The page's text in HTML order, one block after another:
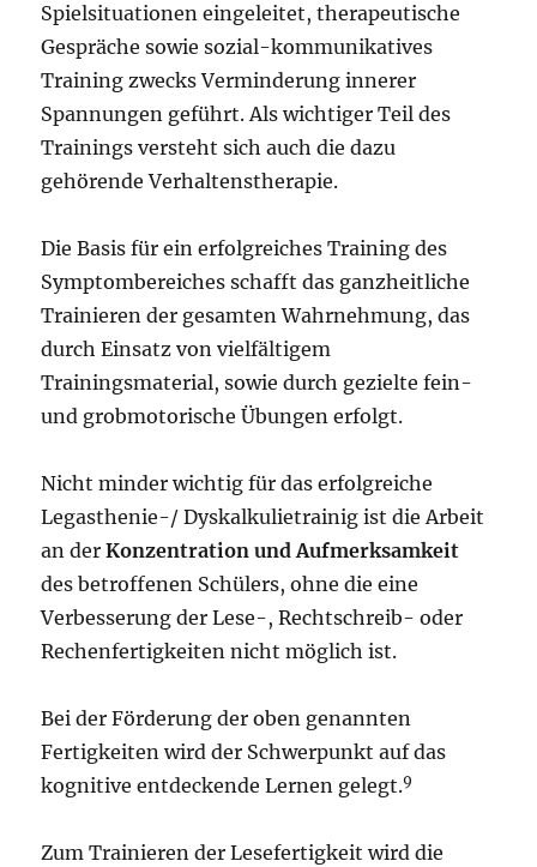
Spielsituationen eingeleitet, therapeutische
Gespräche sowie sozial-kommunikatives
Training zwecks Verminderung innerer
Spannungen geführt. Als wichtiger Teil des
Trainings versteht sich auch die dazu
gehörende Verhaltenstherapie.
Die Basis für ein erfolgreiches Training des
Symptombereiches schafft das ganzheitliche
Trainieren der gesamten Wahrnehmung, das
durch Einsatz von vielfältigem
Trainingsmaterial, sowie durch gezielte fein-
und grobmotorische Übungen erfolgt.
Nicht minder wichtig für das erfolgreiche
Legasthenie-/ Dyskalkulietrainig ist die Arbeit
an derKonzentration und Aufmerksamkeit
des betroffenen Schülers, ohne die eine
Verbesserung der Lese-, Rechtschreib- oder
Rechenfertigkeiten nicht möglich ist.
Bei der Förderung der oben genannten
Fertigkeiten wird der Schwerpunkt auf das
kognitive entdeckende Lernen gelegt.9
Zum Trainieren der Lesefertigkeit wird die